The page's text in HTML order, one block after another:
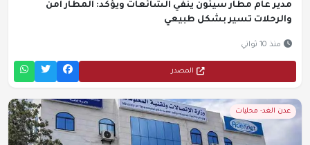
مدير عام مطار سيئون ينفي الشائعات ويؤكد: المطار آمن
والرحلات تسير بشكل طبيعي
منذ 10 ثواني
المصدر
عدن الغد- محليات